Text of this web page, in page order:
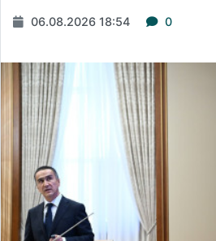
06.08.2026 18:54 0